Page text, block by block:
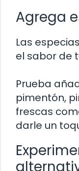
Agrega
Las
el sabor de
Prueba
pimentón,
frescas
darle un